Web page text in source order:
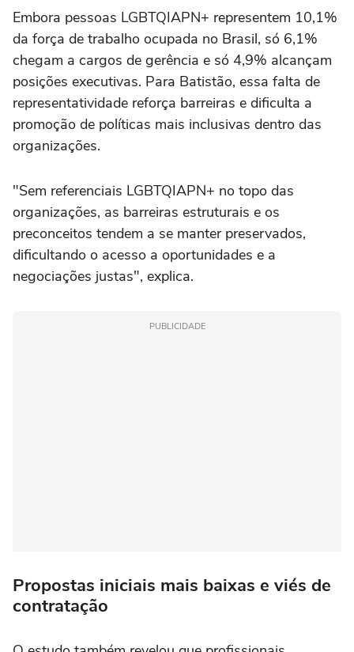
Embora pessoas LGBTQIAPN+ representem 10,1%
da força de trabalho ocupada no Brasil, só 6,1%
chegam a cargos de gerência e só 4,9% alcançam
posições executivas. Para Batistão, essa falta de
representatividade reforça barreiras e dificulta a
promoção de políticas mais inclusivas dentro das
organizações.
"Sem referenciais LGBTQIAPN+ no topo das
organizações, as barreiras estruturais e os
preconceitos tendem a se manter preservados,
dificultando o acesso a oportunidades e a
negociações justas", explica.
PUBLICIDADE
Propostas iniciais mais baixas e viés de
contratação